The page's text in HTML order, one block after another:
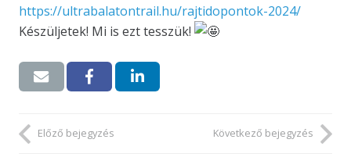
https://ultrabalatontrail.hu/rajtidopontok-2024/
Készüljetek! Mi is ezt tesszük!
Előző bejegyzés Következő bejegyzés